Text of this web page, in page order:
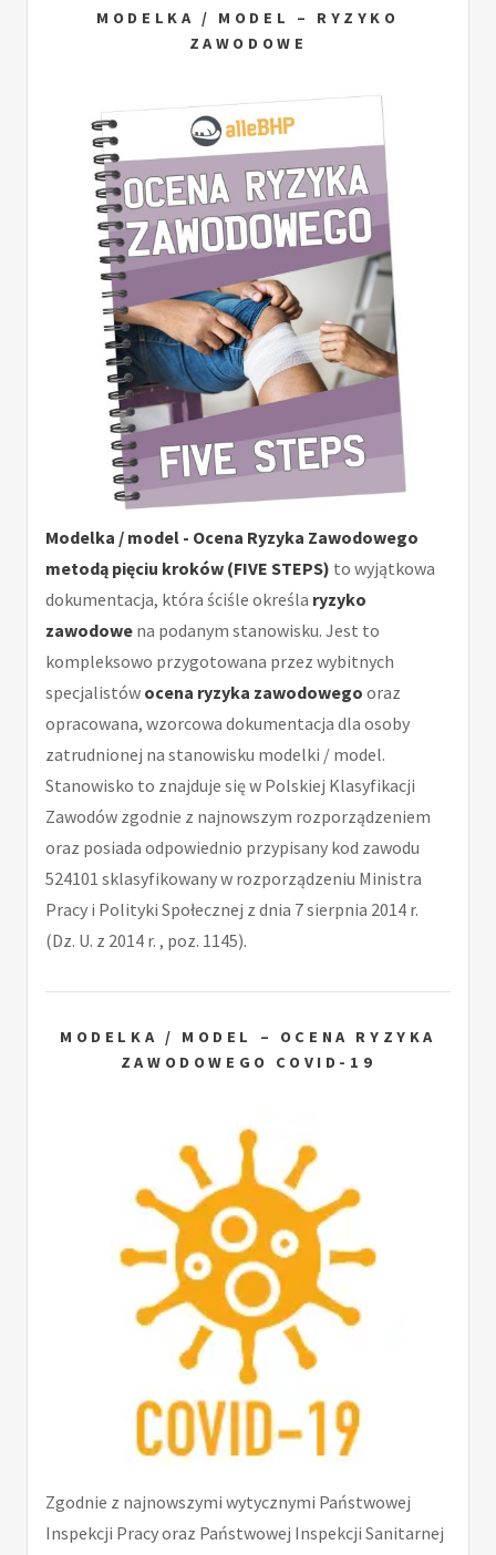
MODELKA / MODEL – RYZYKO
ZAWODOWE
Modelka / model - Ocena Ryzyka Zawodowego
metodą pięciu kroków (FIVE STEPS) to wyjątkowa
dokumentacja, która ściśle określa ryzyko
zawodowe na podanym stanowisku. Jest to
kompleksowo przygotowana przez wybitnych
specjalistów ocena ryzyka zawodowego oraz
opracowana, wzorcowa dokumentacja dla osoby
zatrudnionej na stanowisku modelki / model.
Stanowisko to znajduje się w Polskiej Klasyfikacji
Zawodów zgodnie z najnowszym rozporządzeniem
oraz posiada odpowiednio przypisany kod zawodu
524101 sklasyfikowany w rozporządzeniu Ministra
Pracy i Polityki Społecznej z dnia 7 sierpnia 2014 r.
(Dz. U. z 2014 r. , poz. 1145).
MODELKA / MODEL – OCENA RYZYKA
ZAWODOWEGO COVID-19
Zgodnie z najnowszymi wytycznymi Państwowej
Inspekcji Pracy oraz Państwowej Inspekcji Sanitarnej